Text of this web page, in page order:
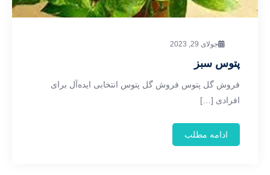
جولای 29, 2023
پتوس سبز
فروش گل پتوس فروش گل پتوس انتخابی ایده‌آل برای
افرادی […]
ادامه مطلب